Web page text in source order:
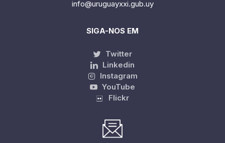
info@uruguayxxi.gub.uy
SIGA-NOS EM
Twitter
Linkedin
Instagram
YouTube
Flickr